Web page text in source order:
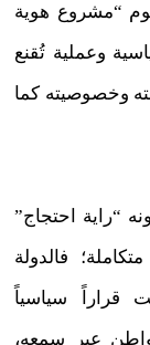
“مشروع هوية
وعملية تُقنع
وخصوصيته كما
“راية احتجاج”
فالدولة
قراراً سياسياً
عبر سمعه،